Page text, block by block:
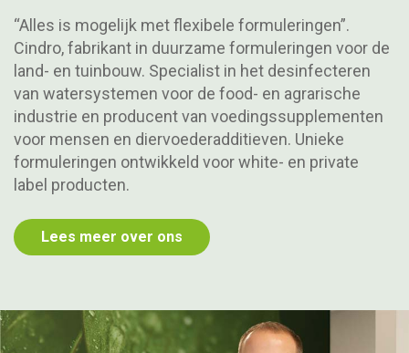
“Alles is mogelijk met flexibele formuleringen”.
Cindro, fabrikant in duurzame formuleringen voor de
land- en tuinbouw. Specialist in het desinfecteren
van watersystemen voor de food- en agrarische
industrie en producent van voedingssupplementen
voor mensen en diervoederadditieven. Unieke
formuleringen ontwikkeld voor white- en private
label producten.
Lees meer over ons